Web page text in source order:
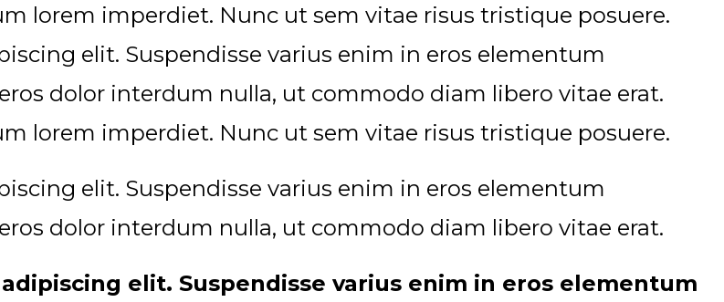
lorem imperdiet. Nunc ut sem vitae risus tristique posuere.
elit. Suspendisse varius enim in eros elementum
dolor interdum nulla, ut commodo diam libero vitae erat.
lorem imperdiet. Nunc ut sem vitae risus tristique posuere.
elit. Suspendisse varius enim in eros elementum
dolor interdum nulla, ut commodo diam libero vitae erat.
elit. Suspendisse varius enim in eros elementum